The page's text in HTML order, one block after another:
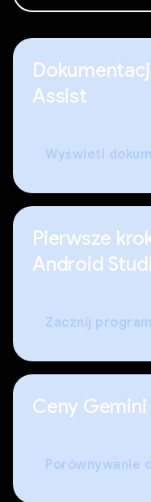
Assist
Wyświetl
Pierwsze
Android
Zacznij
Ceny
Porównywanie